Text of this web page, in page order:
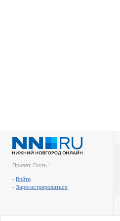
Привет, Гость !
- Войти
- Зарегистрироваться